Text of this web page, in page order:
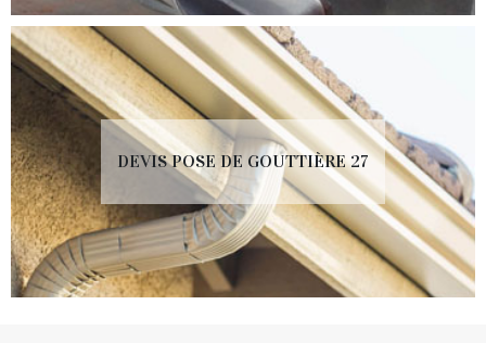
DEVIS POSE DE GOUTTIÈRE 27